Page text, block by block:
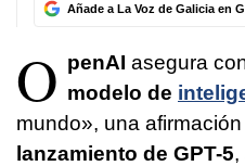
Añade a La Voz de Galicia en
O penAI asegura
modelo de
mundo», una
lanzamiento de GPT-5,